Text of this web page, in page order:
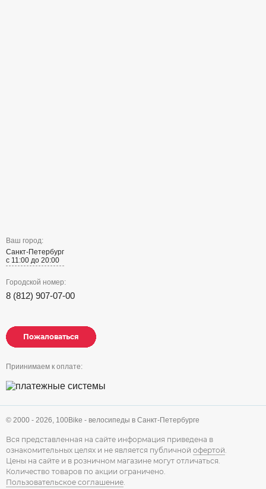
Ваш город:
Санкт-Петербург
с 11:00 до 20:00
Городской номер:
8 (812) 907-07-00
Пожаловаться
Пожаловаться
Пожаловаться
Приинимаем к оплате:
© 2000 - 2026, 100Bike - велосипеды в Санкт-Петербурге
Вся представленная на сайте информация приведена в
ознакомительных целях и не является публичной офертой.
Цены на сайте и в розничном магазине могут отличаться.
Количество товаров по акции ограничено.
Пользовательское соглашение.